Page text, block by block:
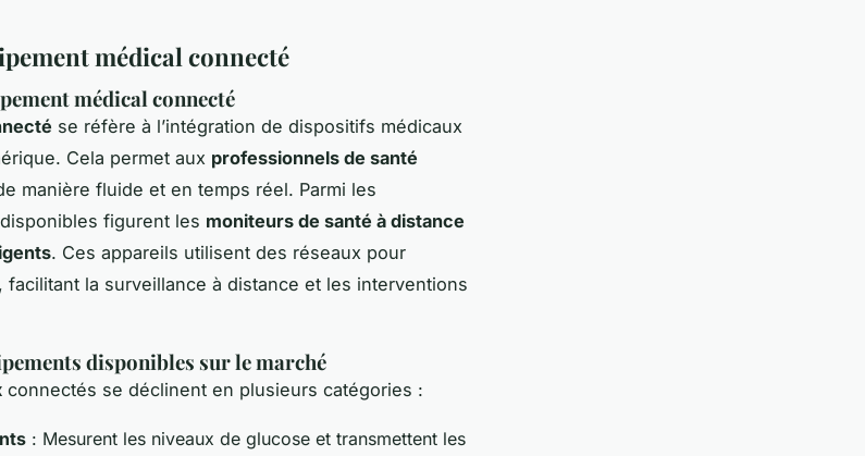
médical connecté
médical connecté
se réfère à l’intégration de dispositifs médicaux
Cela permet aux professionnels de santé
manière fluide et en temps réel. Parmi les
disponibles figurent les moniteurs de santé à distance
. Ces appareils utilisent des réseaux pour
la surveillance à distance et les interventions
disponibles sur le marché
connectés se déclinent en plusieurs catégories :
: Mesurent les niveaux de glucose et transmettent les